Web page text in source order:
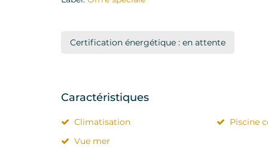
Certification énergétique : en attente
Caractéristiques
Climatisation Piscine
Vue mer